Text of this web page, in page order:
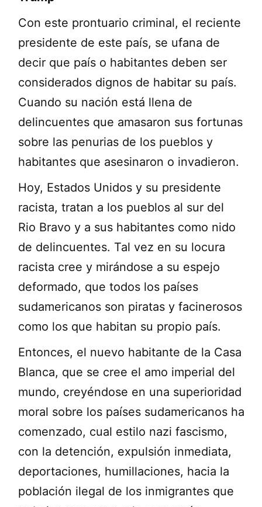
Con este prontuario criminal, el reciente
presidente de este país, se ufana de
decir que país o habitantes deben ser
considerados dignos de habitar su país.
Cuando su nación está llena de
delincuentes que amasaron sus fortunas
sobre las penurias de los pueblos y
habitantes que asesinaron o invadieron.
Hoy, Estados Unidos y su presidente
racista, tratan a los pueblos al sur del
Rio Bravo y a sus habitantes como nido
de delincuentes. Tal vez en su locura
racista cree y mirándose a su espejo
deformado, que todos los países
sudamericanos son piratas y facinerosos
como los que habitan su propio país.
Entonces, el nuevo habitante de la Casa
Blanca, que se cree el amo imperial del
mundo, creyéndose en una superioridad
moral sobre los países sudamericanos ha
comenzado, cual estilo nazi fascismo,
con la detención, expulsión inmediata,
deportaciones, humillaciones, hacia la
población ilegal de los inmigrantes que